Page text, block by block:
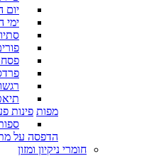
יום
ימי
פסח
מפות פינות
הדפסה על
חומרי ניקיון ומזון